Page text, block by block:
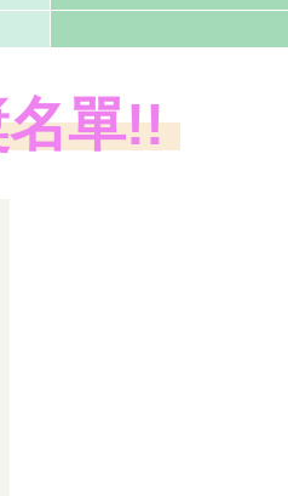
名單!!